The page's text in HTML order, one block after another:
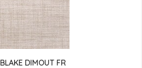
BLAKE DIMOUT FR